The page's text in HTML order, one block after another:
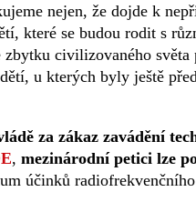
nejen, že dojde k
které se budou rodit s
civilizovaného
u kterých byly ještě
za zákaz zavádění
, mezinárodní petici lze
účinků